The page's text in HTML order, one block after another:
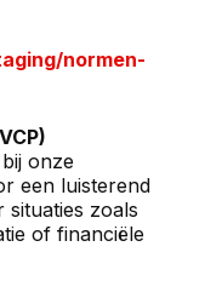
normen-
onze
een luisterend
zoals
of financiële